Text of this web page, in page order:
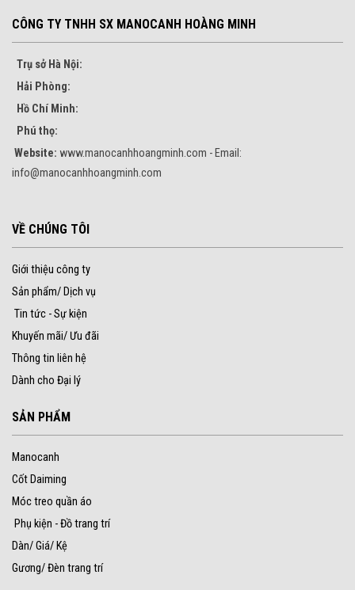
CÔNG TY TNHH SX MANOCANH HOÀNG MINH
Trụ sở Hà Nội:
Hải Phòng:
Hồ Chí Minh:
Phú thọ:
Website: www.manocanhhoangminh.com - Email:
info@manocanhhoangminh.com
VỀ CHÚNG TÔI
Giới thiệu công ty
Sản phẩm/ Dịch vụ
Tin tức - Sự kiện
Khuyến mãi/ Ưu đãi
Thông tin liên hệ
Dành cho Đại lý
SẢN PHẨM
Manocanh
Cốt Daiming
Móc treo quần áo
Phụ kiện - Đồ trang trí
Dàn/ Giá/ Kệ
Gương/ Đèn trang trí